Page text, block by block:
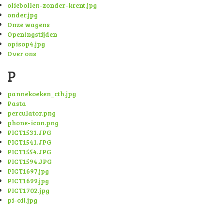
oliebollen-zonder-krent.jpg
onder.jpg
Onze wagens
Openingstijden
opisop4.jpg
Over ons
P
pannekoeken_cth.jpg
Pasta
perculator.png
phone-icon.png
PICT1531.JPG
PICT1541.JPG
PICT1554.JPG
PICT1594.JPG
PICT1697.jpg
PICT1699.jpg
PICT1702.jpg
pi-oil.jpg